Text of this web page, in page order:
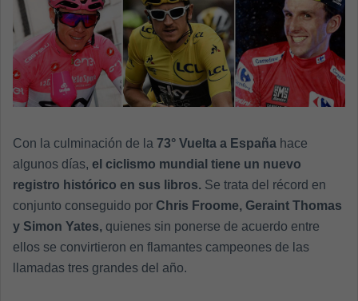
Con la culminación de la 73° Vuelta a España hace
algunos días, el ciclismo mundial tiene un nuevo
registro histórico en sus libros. Se trata del récord en
conjunto conseguido por Chris Froome, Geraint Thomas
y Simon Yates, quienes sin ponerse de acuerdo entre
ellos se convirtieron en flamantes campeones de las
llamadas tres grandes del año.